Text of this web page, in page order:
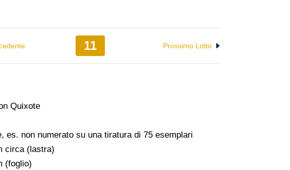
11 Prossimo Lotto
Quixote
es. non numerato su una tiratura di 75 esemplari
circa (lastra)
(foglio)